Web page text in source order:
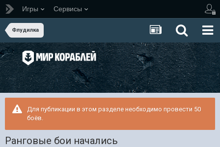
Игры Сервисы
Флудилка
Для публикации в этом разделе необходимо провести 50
боёв.
Ранговые бои начались